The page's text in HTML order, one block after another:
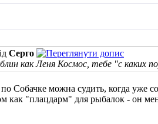
Серго
как Леня Космос, тебе "с каких
Собачке можна судить, когда уже
как "плацдарм" для рыбалок - он